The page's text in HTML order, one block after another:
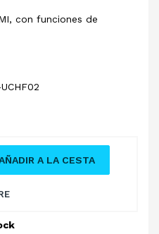
con funciones de
A LA CESTA